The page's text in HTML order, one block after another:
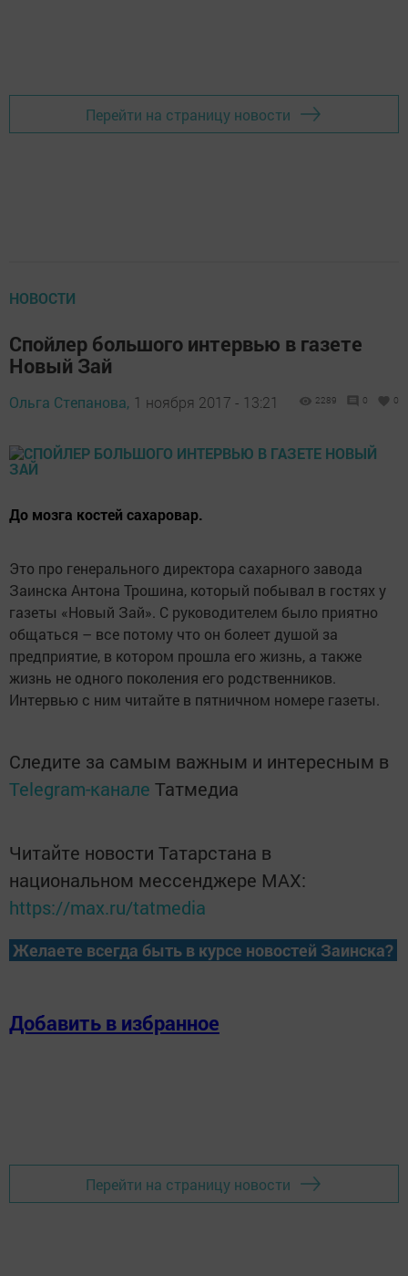
Перейти на страницу новости
НОВОСТИ
Спойлер большого интервью в газете
Новый Зай
Ольга Степанова, 1 ноября 2017 - 13:21 2289 0 0
До мозга костей сахаровар.
Это про генерального директора cахарного завода
Заинска Антона Трошина, который побывал в гостях у
газеты «Новый Зай». С руководителем было приятно
общаться – все потому что он болеет душой за
предприятие, в котором прошла его жизнь, а также
жизнь не одного поколения его родственников.
Интервью с ним читайте в пятничном номере газеты.
Следите за самым важным и интересным в
Telegram-канале Татмедиа
Читайте новости Татарстана в
национальном мессенджере MАХ:
https://max.ru/tatmedia
Желаете всегда быть в курсе новостей Заинска?
Добавить в избранное
Перейти на страницу новости